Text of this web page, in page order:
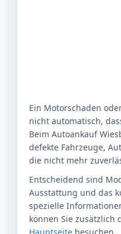
Ein Motorschaden
nicht automatisch,
Beim Autoankauf
defekte Fahrzeuge,
die nicht mehr
Entscheidend sind
Ausstattung und das
spezielle
können Sie zusätzlich